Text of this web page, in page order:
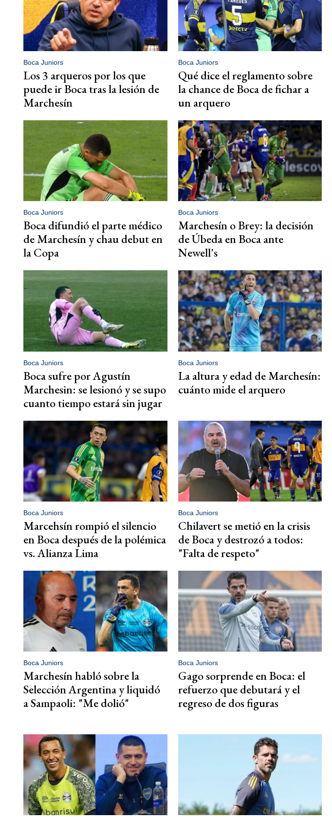
Boca Juniors
Los 3 arqueros por los que
puede ir Boca tras la lesión de
Marchesín
Boca Juniors
Qué dice el reglamento sobre
la chance de Boca de fichar a
un arquero
Boca Juniors
Boca difundió el parte médico
de Marchesín y chau debut en
la Copa
Boca Juniors
Marchesín o Brey: la decisión
de Úbeda en Boca ante
Newell's
Boca Juniors
Boca sufre por Agustín
Marchesin: se lesionó y se supo
cuanto tiempo estará sin jugar
Boca Juniors
La altura y edad de Marchesín:
cuánto mide el arquero
Boca Juniors
Marcehsín rompió el silencio
en Boca después de la polémica
vs. Alianza Lima
Boca Juniors
Chilavert se metió en la crisis
de Boca y destrozó a todos:
"Falta de respeto"
Boca Juniors
Marchesín habló sobre la
Selección Argentina y liquidó
a Sampaoli: "Me dolió"
Boca Juniors
Gago sorprende en Boca: el
refuerzo que debutará y el
regreso de dos figuras